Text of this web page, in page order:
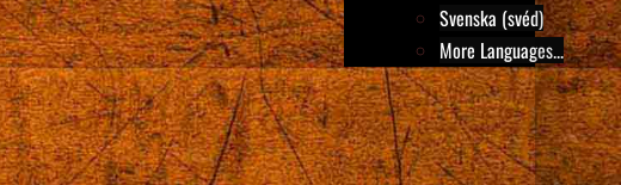
Svenska (svéd)
More Languages...